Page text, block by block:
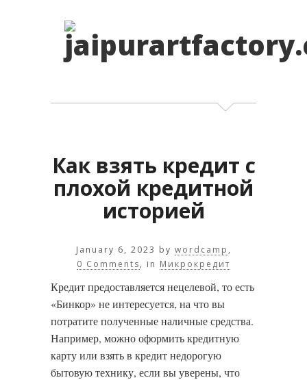
Как взять кредит с
плохой кредитной
историей
January 6, 2023 by wordcamp ,
0 Comments, in Микрокредит
Кредит предоставляется нецелевой, то есть
«Бинкор» не интересуется, на что вы
потратите полученные наличные средства.
Например, можно оформить кредитную
карту или взять в кредит недорогую
бытовую технику, если вы уверены, что